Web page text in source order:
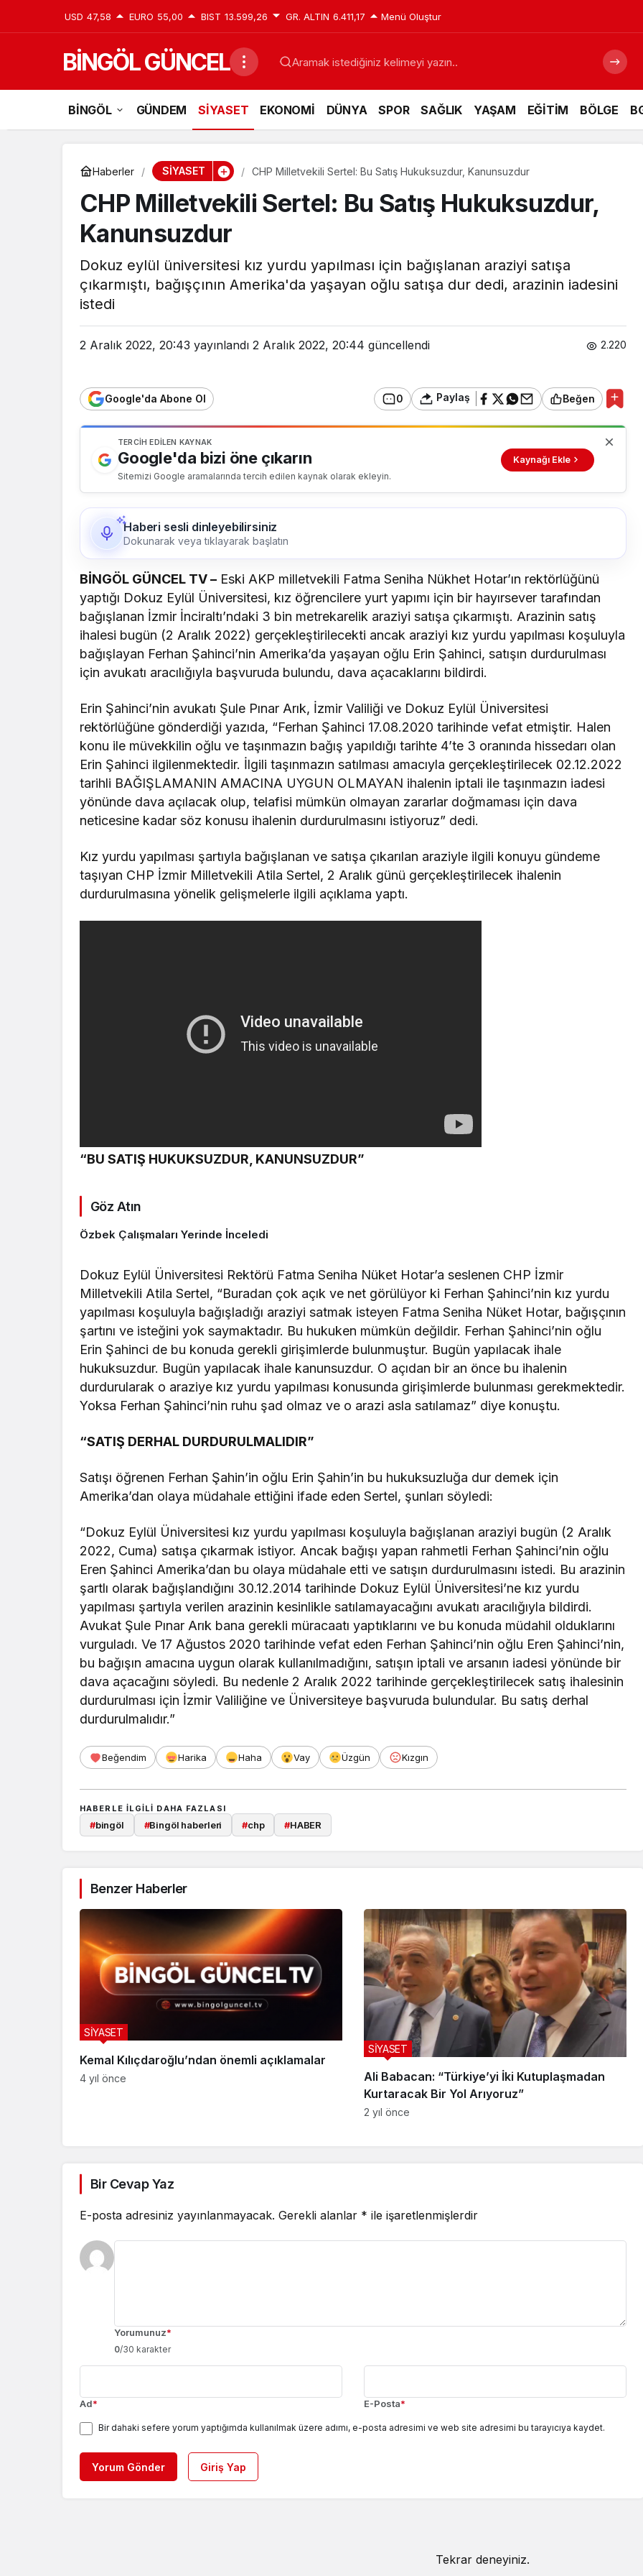
USD 47,58 EURO 55,00 BIST 13.599,26 GR. ALTIN 6.411,17 Menü Oluştur
BİNGÖL GÜNCEL Aramak istediğiniz kelimeyi yazın..
BİNGÖL GÜNDEM SİYASET EKONOMİ DÜNYA SPOR SAĞLIK YAŞAM EĞİTİM BÖLGE
Haberler SİYASET CHP Milletvekili Sertel: Bu Satış Hukuksuzdur, Kanunsuzdur
CHP Milletvekili Sertel: Bu Satış Hukuksuzdur,
Kanunsuzdur
Dokuz eylül üniversitesi kız yurdu yapılması için bağışlanan araziyi satışa
çıkarmıştı, bağışçının Amerika'da yaşayan oğlu satışa dur dedi, arazinin iadesini
istedi
2 Aralık 2022, 20:43 yayınlandı 2 Aralık 2022, 20:44 güncellendi 2.220
Google'da Abone Ol 0 Paylaş Beğen
TERCIH EDILEN KAYNAK
Google'da bizi öne çıkarın
Sitemizi Google aramalarında tercih edilen kaynak olarak ekleyin.
Kaynağı Ekle
Haberi sesli dinleyebilirsiniz
Dokunarak veya tıklayarak başlatın
BİNGÖL GÜNCEL TV – Eski AKP milletvekili Fatma Seniha Nükhet Hotar’ın rektörlüğünü
yaptığı Dokuz Eylül Üniversitesi, kız öğrencilere yurt yapımı için bir hayırsever tarafından
bağışlanan İzmir İnciraltı’ndaki 3 bin metrekarelik araziyi satışa çıkarmıştı. Arazinin satış
ihalesi bugün (2 Aralık 2022) gerçekleştirilecekti ancak araziyi kız yurdu yapılması koşuluyla
bağışlayan Ferhan Şahinci’nin Amerika’da yaşayan oğlu Erin Şahinci, satışın durdurulması
için avukatı aracılığıyla başvuruda bulundu, dava açacaklarını bildirdi.
Erin Şahinci’nin avukatı Şule Pınar Arık, İzmir Valiliği ve Dokuz Eylül Üniversitesi
rektörlüğüne gönderdiği yazıda, “Ferhan Şahinci 17.08.2020 tarihinde vefat etmiştir. Halen
konu ile müvekkilin oğlu ve taşınmazın bağış yapıldığı tarihte 4’te 3 oranında hissedarı olan
Erin Şahinci ilgilenmektedir. İlgili taşınmazın satılması amacıyla gerçekleştirilecek 02.12.2022
tarihli BAĞIŞLAMANIN AMACINA UYGUN OLMAYAN ihalenin iptali ile taşınmazın iadesi
yönünde dava açılacak olup, telafisi mümkün olmayan zararlar doğmaması için dava
neticesine kadar söz konusu ihalenin durdurulmasını istiyoruz” dedi.
Kız yurdu yapılması şartıyla bağışlanan ve satışa çıkarılan araziyle ilgili konuyu gündeme
taşıyan CHP İzmir Milletvekili Atila Sertel, 2 Aralık günü gerçekleştirilecek ihalenin
durdurulmasına yönelik gelişmelerle ilgili açıklama yaptı.
“BU SATIŞ HUKUKSUZDUR, KANUNSUZDUR”
Göz Atın
Özbek Çalışmaları Yerinde İnceledi
Dokuz Eylül Üniversitesi Rektörü Fatma Seniha Nüket Hotar’a seslenen CHP İzmir
Milletvekili Atila Sertel, “Buradan çok açık ve net görülüyor ki Ferhan Şahinci’nin kız yurdu
yapılması koşuluyla bağışladığı araziyi satmak isteyen Fatma Seniha Nüket Hotar, bağışçının
şartını ve isteğini yok saymaktadır. Bu hukuken mümkün değildir. Ferhan Şahinci’nin oğlu
Erin Şahinci de bu konuda gerekli girişimlerde bulunmuştur. Bugün yapılacak ihale
hukuksuzdur. Bugün yapılacak ihale kanunsuzdur. O açıdan bir an önce bu ihalenin
durdurularak o araziye kız yurdu yapılması konusunda girişimlerde bulunması gerekmektedir.
Yoksa Ferhan Şahinci’nin ruhu şad olmaz ve o arazi asla satılamaz” diye konuştu.
“SATIŞ DERHAL DURDURULMALIDIR”
Satışı öğrenen Ferhan Şahin’in oğlu Erin Şahin’in bu hukuksuzluğa dur demek için
Amerika’dan olaya müdahale ettiğini ifade eden Sertel, şunları söyledi:
“Dokuz Eylül Üniversitesi kız yurdu yapılması koşuluyla bağışlanan araziyi bugün (2 Aralık
2022, Cuma) satışa çıkarmak istiyor. Ancak bağışı yapan rahmetli Ferhan Şahinci’nin oğlu
Eren Şahinci Amerika’dan bu olaya müdahale etti ve satışın durdurulmasını istedi. Bu arazinin
şartlı olarak bağışlandığını 30.12.2014 tarihinde Dokuz Eylül Üniversitesi’ne kız yurdu
yapılması şartıyla verilen arazinin kesinlikle satılamayacağını avukatı aracılığıyla bildirdi.
Avukat Şule Pınar Arık bana gerekli müracaatı yaptıklarını ve bu konuda müdahil olduklarını
vurguladı. Ve 17 Ağustos 2020 tarihinde vefat eden Ferhan Şahinci’nin oğlu Eren Şahinci’nin,
bu bağışın amacına uygun olarak kullanılmadığını, satışın iptali ve arsanın iadesi yönünde bir
dava açacağını söyledi. Bu nedenle 2 Aralık 2022 tarihinde gerçekleştirilecek satış ihalesinin
durdurulması için İzmir Valiliğine ve Üniversiteye başvuruda bulundular. Bu satış derhal
durdurulmalıdır.”
Beğendim Harika Haha Vay Üzgün Kızgın
HABERLE ILGILI DAHA FAZLASI
#bingöl #Bingöl haberleri #chp #HABER
Benzer Haberler
Kemal Kılıçdaroğlu’ndan önemli açıklamalar
SİYASET
4 yıl önce
Ali Babacan: “Türkiye’yi İki Kutuplaşmadan
Kurtaracak Bir Yol Arıyoruz”
SİYASET
2 yıl önce
Bir Cevap Yaz
E-posta adresiniz yayınlanmayacak. Gerekli alanlar * ile işaretlenmişlerdir
Yorumunuz*
0/30 karakter
Ad* E-Posta*
Bir dahaki sefere yorum yaptığımda kullanılmak üzere adımı, e-posta adresimi ve web site adresimi bu tarayıcıya kaydet.
Yorum Gönder Giriş Yap
Tekrar deneyiniz.
Takip Et
Facebook Twitter